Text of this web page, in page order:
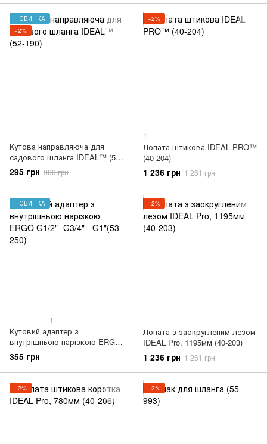
НОВИНКА
−2%
Кутова направляюча для
садового шланга IDEAL™ (52-
190)
295 грн 300 грн
−2%
1
Лопата штикова IDEAL PRO™
(40-204)
1 236 грн 1 261 грн
НОВИНКА
1
Кутовий адаптер з
внутрішньою нарізкою ERGO
G1/2"- G3/4" - G1"(53-250)
355 грн
−2%
Лопата з заокругленим лезом
IDEAL Pro, 1195мм (40-203)
1 236 грн 1 261 грн
−2% −2%